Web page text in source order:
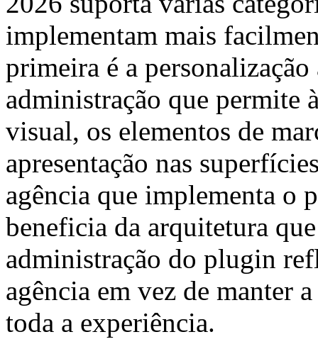
implementam mais
primeira é a
administração que permite
visual, os elementos de
apresentação nas
agência que implementa o
beneficia da arquitetura
administração do plugin
agência em vez de manter
toda a experiência.